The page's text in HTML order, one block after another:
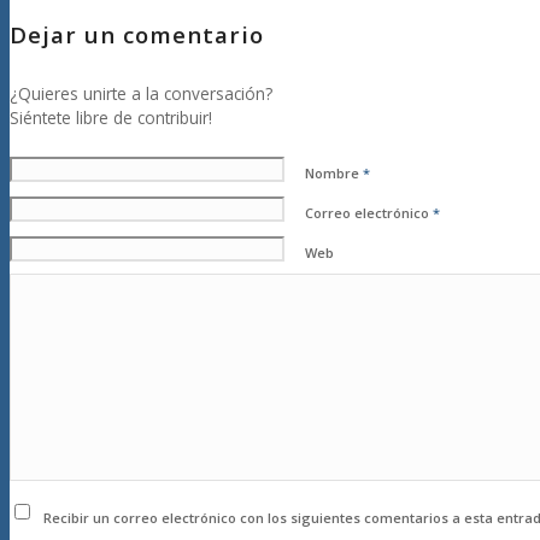
Dejar un comentario
¿Quieres unirte a la conversación?
Siéntete libre de contribuir!
Nombre *
Correo electrónico *
Web
Recibir un correo electrónico con los siguientes comentarios a esta